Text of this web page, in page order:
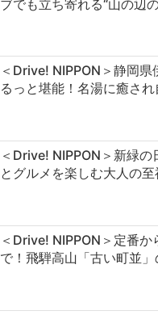
ブでも立ち寄れる“山の辺
＜Drive! NIPPON＞静岡県
るっと堪能！名湯に癒さ
＜Drive! NIPPON＞新緑の
とグルメを楽しむ大人の
＜Drive! NIPPON＞定番か
で！飛騨高山「古い町並